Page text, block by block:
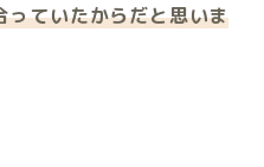
っていたからだと思いま